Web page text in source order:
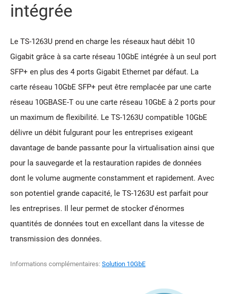
intégrée
Le TS-1263U prend en charge les réseaux haut débit 10
Gigabit grâce à sa carte réseau 10GbE intégrée à un seul port
SFP+ en plus des 4 ports Gigabit Ethernet par défaut. La
carte réseau 10GbE SFP+ peut être remplacée par une carte
réseau 10GBASE-T ou une carte réseau 10GbE à 2 ports pour
un maximum de flexibilité. Le TS-1263U compatible 10GbE
délivre un débit fulgurant pour les entreprises exigeant
davantage de bande passante pour la virtualisation ainsi que
pour la sauvegarde et la restauration rapides de données
dont le volume augmente constamment et rapidement. Avec
son potentiel grande capacité, le TS-1263U est parfait pour
les entreprises. Il leur permet de stocker d'énormes
quantités de données tout en excellant dans la vitesse de
transmission des données.
Informations complémentaires: Solution 10GbE